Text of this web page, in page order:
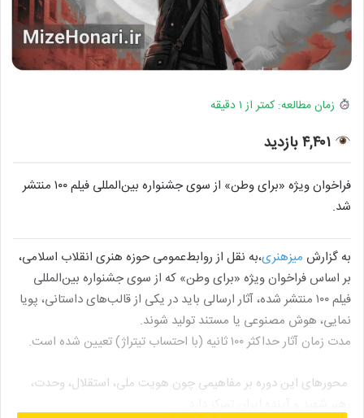
زمان مطالعه: کمتر از ۱ دقیقه
۴,۴۰۱ بازدید
فراخوان ویژه «برای وطن» از سوی جشنواره بین‌المللی فیلم ۱۰۰ منتشر
شد.
به گزارش میزهنری،به نقل از روابط‌عمومی حوزه هنری انقلاب اسلامی،
بر اساس فراخوان ویژه «برای وطن» که از سوی جشنواره بین‌المللی
فیلم ۱۰۰ منتشر شده، آثار ارسالی باید در یکی از قالب‌های داستانی، پویا
نمایی، هوش مصنوعی یا مستند تولید شوند.
مدت زمان آثار حداکثر ۱۰۰ ثانیه (با احتساب تیتراژ) تعیین شده است.
محورهای این دوره بر مفاهیمی چون هویت ملی، استقلال، وحدت،